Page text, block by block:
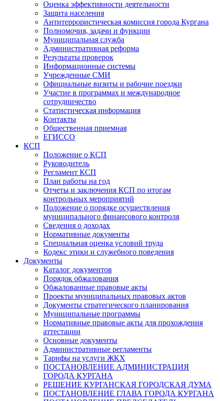
Оценка эффективности деятельности
Защита населения
Антитеррористическая комиссия города Кургана
Полномочия, задачи и функции
Муниципальная служба
Административная реформа
Результаты проверок
Информационные системы
Учрежденные СМИ
Официальные визиты и рабочие поездки
Участие в программах и международное
сотрудничество
Статистическая информация
Контакты
Общественная приемная
ЕГИССО
КСП
Положение о КСП
Руководитель
Регламент КСП
План работы на год
Отчеты и заключения КСП по итогам
контрольных мероприятий
Положение о порядке осуществления
муниципального финансового контроля
Сведения о доходах
Нормативные документы
Специальная оценка условий труда
Кодекс этики и служебного поведения
Документы
Каталог документов
Порядок обжалования
Обжалованные правовые акты
Проекты муниципальных правовых актов
Документы стратегического планирования
Муниципальные программы
Нормативные правовые акты для прохождения
аттестации
Основные документы
Административные регламенты
Тарифы на услуги ЖКХ
ПОСТАНОВЛЕНИЕ АДМИНИСТРАЦИЯ
ГОРОДА КУРГАНА
РЕШЕНИЕ КУРГАНСКАЯ ГОРОДСКАЯ ДУМА
ПОСТАНОВЛЕНИЕ ГЛАВА ГОРОДА КУРГАНА